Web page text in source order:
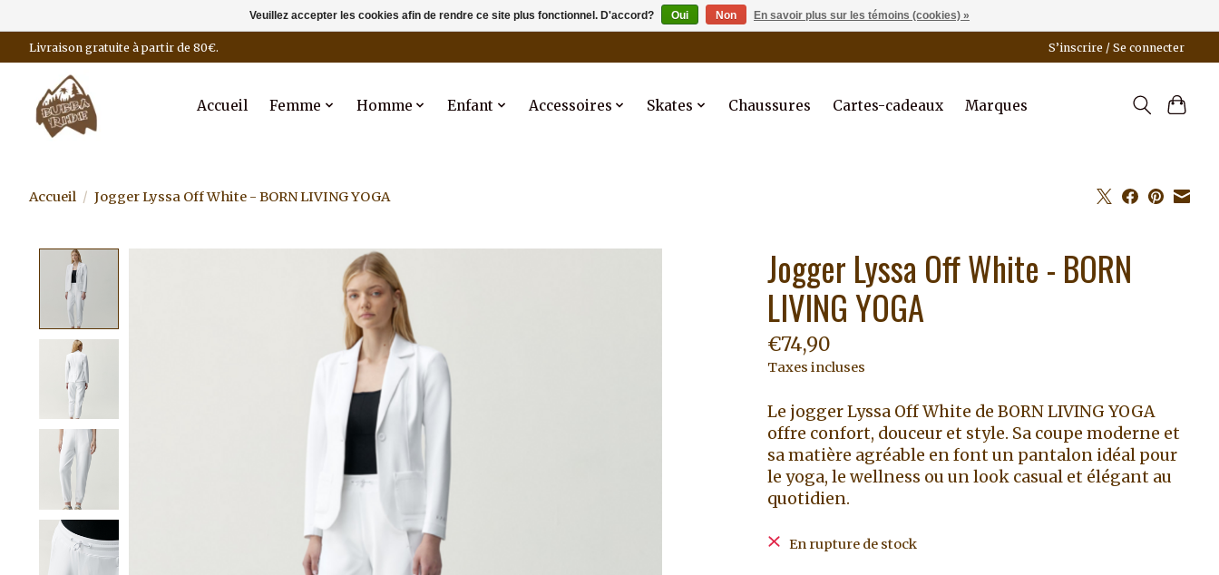
Livraison gratuite à partir de 80€. S’inscrire / Se connecter
Accueil Femme Homme Enfant Accessoires Skates Chaussures Cartes-cadeaux Marques
Accueil / Jogger Lyssa Off White - BORN LIVING YOGA
Product image slideshow Items Jogger Lyssa Off White - BORN
LIVING YOGA
€74,90
Taxes incluses
Le jogger Lyssa Off White de BORN LIVING YOGA
offre confort, douceur et style. Sa coupe moderne et
sa matière agréable en font un pantalon idéal pour
le yoga, le wellness ou un look casual et élégant au
quotidien.
En rupture de stock
Veuillez accepter les cookies afin de rendre ce site plus fonctionnel. D'accord? Oui Non En savoir plus sur les témoins (cookies) »